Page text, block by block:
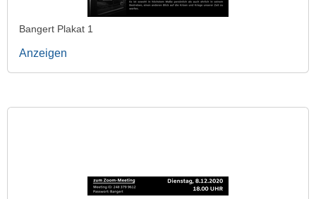
Bangert Plakat 1
Anzeigen